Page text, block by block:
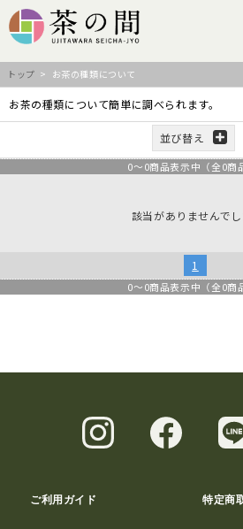
トップ > お茶の種類について
お茶の種類について簡単に調べられます。
並び替え
0～0商品表示中（全0商
該当がありませんでし
1
0～0商品表示中（全0商
ご利用ガイド 特定商